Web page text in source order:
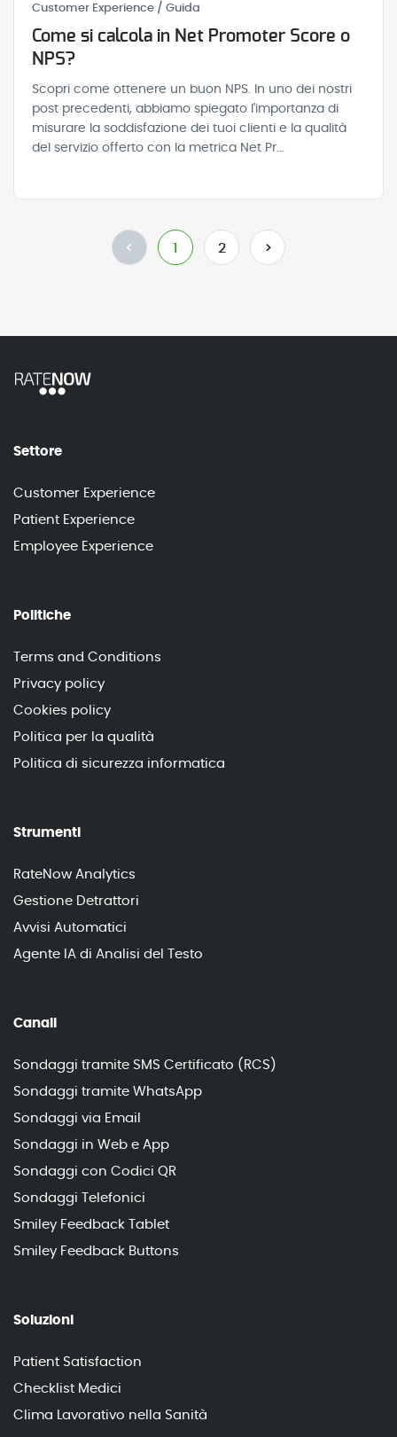
Customer Experience / Guida
Come si calcola in Net Promoter Score o
NPS?
Scopri come ottenere un buon NPS. In uno dei nostri
post precedenti, abbiamo spiegato l'importanza di
misurare la soddisfazione dei tuoi clienti e la qualità
del servizio offerto con la metrica Net Pr...
< 1 2 >
Settore
Customer Experience
Patient Experience
Employee Experience
Politiche
Terms and Conditions
Privacy policy
Cookies policy
Politica per la qualità
Politica di sicurezza informatica
Strumenti
RateNow Analytics
Gestione Detrattori
Avvisi Automatici
Agente IA di Analisi del Testo
Canali
Sondaggi tramite SMS Certificato (RCS)
Sondaggi tramite WhatsApp
Sondaggi via Email
Sondaggi in Web e App
Sondaggi con Codici QR
Sondaggi Telefonici
Smiley Feedback Tablet
Smiley Feedback Buttons
Soluzioni
Patient Satisfaction
Checklist Medici
Clima Lavorativo nella Sanità